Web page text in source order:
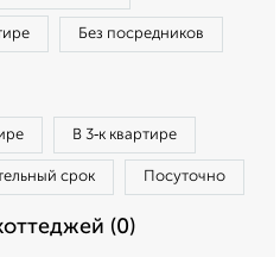
Без посредников
В 3‑к квартире
срок Посуточно
(0)